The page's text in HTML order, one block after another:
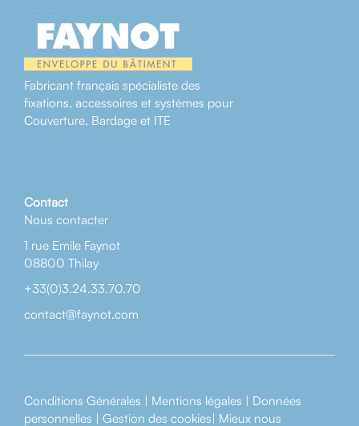
Fabricant français spécialiste des
fixations, accessoires et systèmes pour
Couverture, Bardage et ITE
Contact
Nous contacter
1 rue Emile Faynot
08800 Thilay
+33(0)3.24.33.70.70
contact@faynot.com
Conditions Générales | Mentions légales | Données
personnelles | Gestion des cookies| Mieux nous